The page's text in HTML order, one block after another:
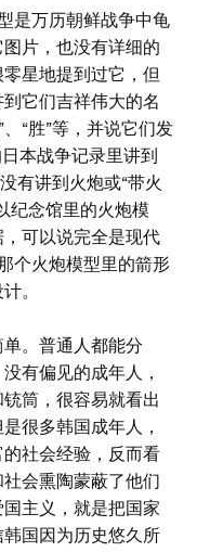
是万历朝鲜战争中龟
片，也没有详细的
星地提到过它，但
它们吉祥伟大的名
、“胜”等，并说它们发
本战争记录里讲到
有讲到火炮或“带火
纪念馆里的火炮模
可以说完全是现代
个火炮模型里的箭形
。
。普通人都能分
有偏见的成年人，
筒，很容易就看出
很多韩国成年人，
社会经验，反而看
会熏陶蒙蔽了他们
主义，就是把国家
国因为历史悠久所